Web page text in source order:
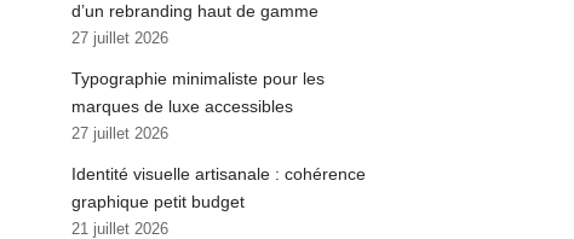
d’un rebranding haut de gamme
27 juillet 2026
Typographie minimaliste pour les
marques de luxe accessibles
27 juillet 2026
Identité visuelle artisanale : cohérence
graphique petit budget
21 juillet 2026